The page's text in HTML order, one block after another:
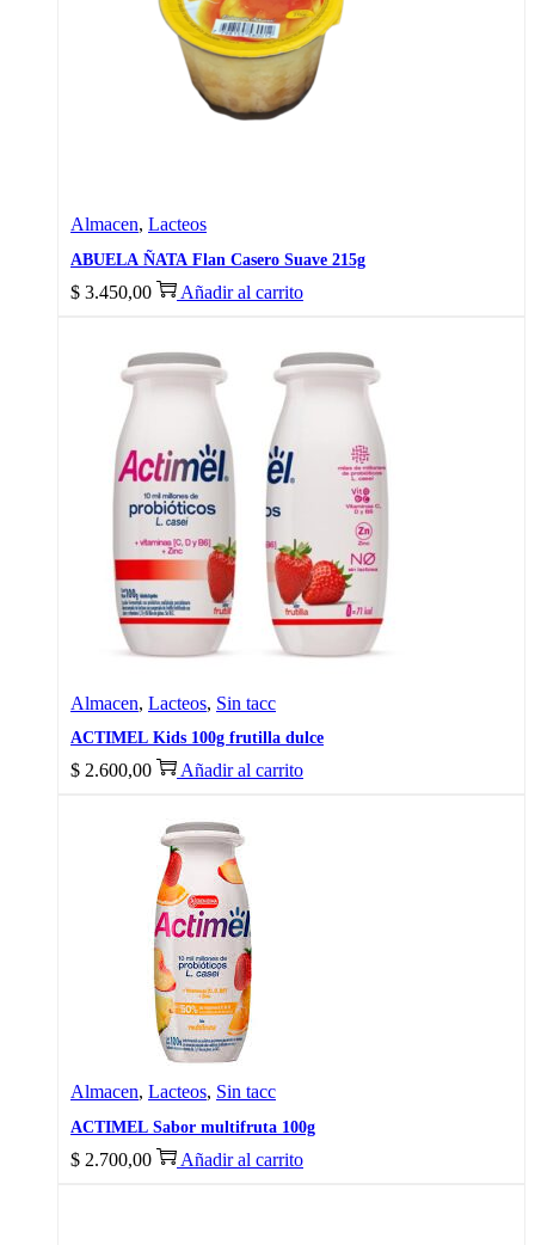
Almacen, Lacteos
ABUELA ÑATA Flan Casero Suave 215g
$ 3.450,00 Añadir al carrito
Almacen, Lacteos, Sin tacc
ACTIMEL Kids 100g frutilla dulce
$ 2.600,00 Añadir al carrito
Almacen, Lacteos, Sin tacc
ACTIMEL Sabor multifruta 100g
$ 2.700,00 Añadir al carrito